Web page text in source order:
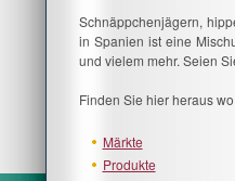
Schnäppchenjägern,
in Spanien ist eine
und vielem mehr. Seien
Finden Sie hier heraus
Märkte
Produkte